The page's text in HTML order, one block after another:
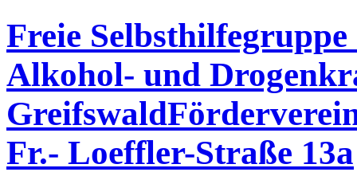
Freie
Alkohol- und
Greifswald
Fr.- Loeffler-Straße 13a